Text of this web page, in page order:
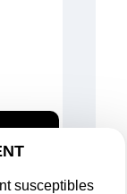
susceptibles